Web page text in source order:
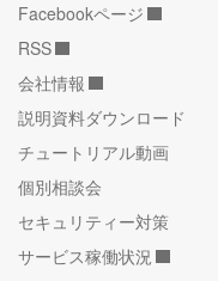
Facebookページ
RSS
会社情報
説明資料ダウンロード
チュートリアル動画
個別相談会
セキュリティー対策
サービス稼働状況